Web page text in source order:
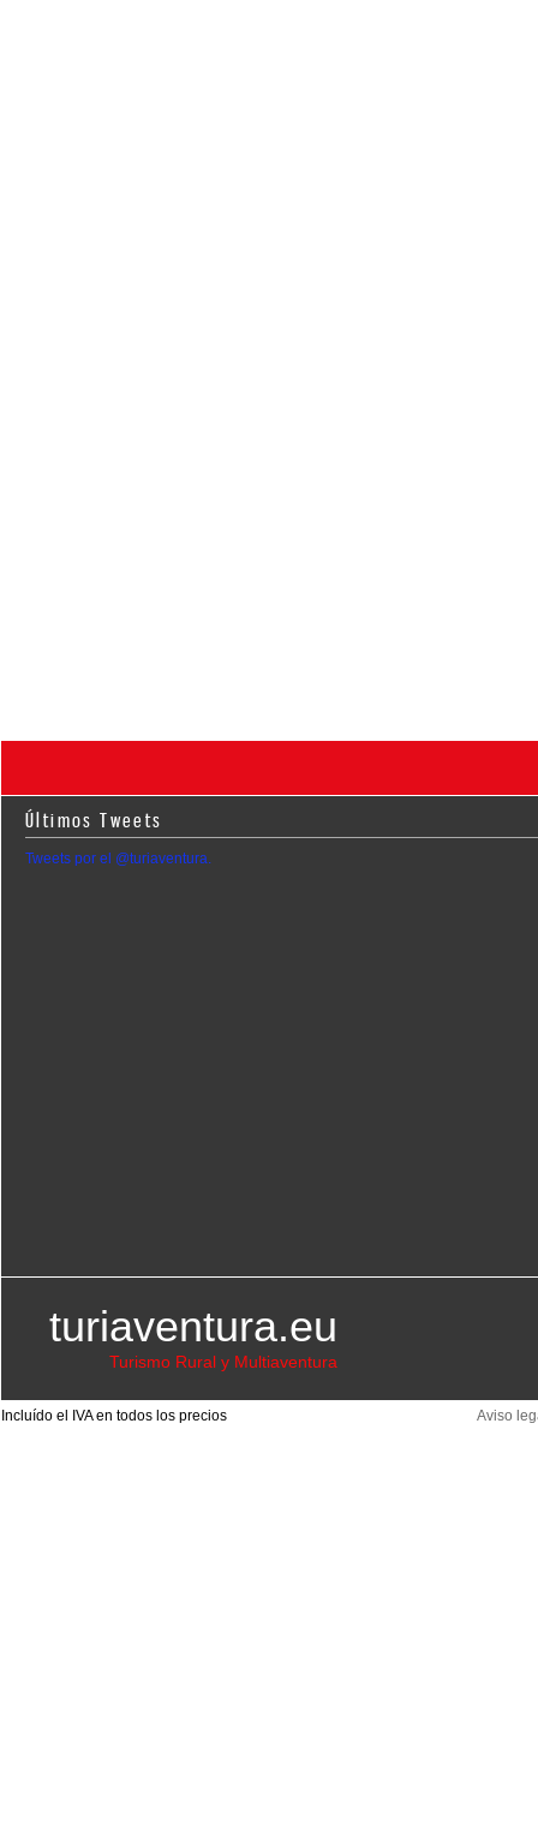
Últimos Tweets
Tweets por el @turiaventura.
turiaventura.eu
Turismo Rural y Multiaventura
Incluído el IVA en todos los precios Aviso